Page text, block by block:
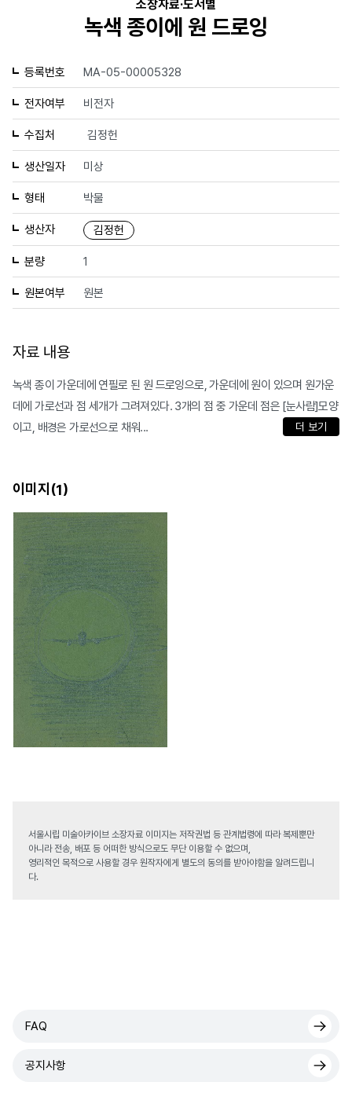
소장자료·도서별
녹색 종이에 원 드로잉
등록번호 MA-05-00005328
전자여부 비전자
수집처 김정헌
생산일자 미상
형태 박물
생산자 김정헌
분량 1
원본여부 원본
자료 내용
녹색 종이 가운데에 연필로 된 원 드로잉으로, 가운데에 원이 있으며 원가운
데에 가로선과 점 세개가 그려져있다. 3개의 점 중 가운데 점은 [눈사람]모양
이고, 배경은 가로선으로 채워...
더 보기
이미지(1)
서울시립 미술아카이브 소장자료 이미지는 저작권법 등 관계법령에 따라 복제뿐만
아니라 전송, 배포 등 어떠한 방식으로도 무단 이용할 수 없으며,
영리적인 목적으로 사용할 경우 원작자에게 별도의 동의를 받아야함을 알려드립니
다.
FAQ
공지사항